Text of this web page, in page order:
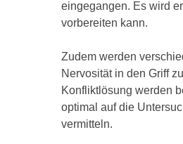
eingegangen. Es wird
vorbereiten kann.
Zudem werden
Nervosität in den Griff
Konfliktlösung werden
optimal auf die
vermitteln.